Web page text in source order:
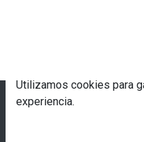
© 2023 Escuela
Utilizamos cookies para
experiencia.